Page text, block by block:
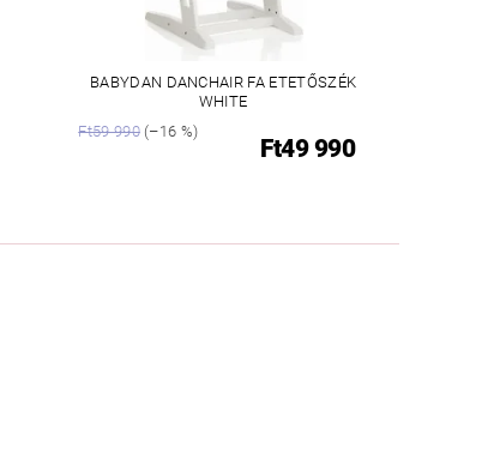
BABYDAN DANCHAIR FA ETETŐSZÉK
WHITE
Ft59 990(–16 %)
Ft49 990